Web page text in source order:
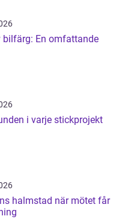
bilfärg: En omfattande
grunden i varje stickprojekt
när mötet får